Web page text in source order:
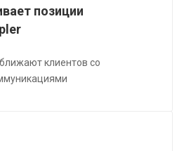
позиции
клиентов со